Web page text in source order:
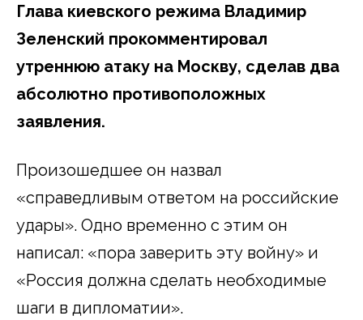
Глава киевского режима Владимир
Зеленский прокомментировал
утреннюю атаку на Москву, сделав два
абсолютно противоположных
заявления.
Произошедшее он назвал
«справедливым ответом на российские
удары». Одно временно с этим он
написал: «пора заверить эту войну» и
«Россия должна сделать необходимые
шаги в дипломатии».